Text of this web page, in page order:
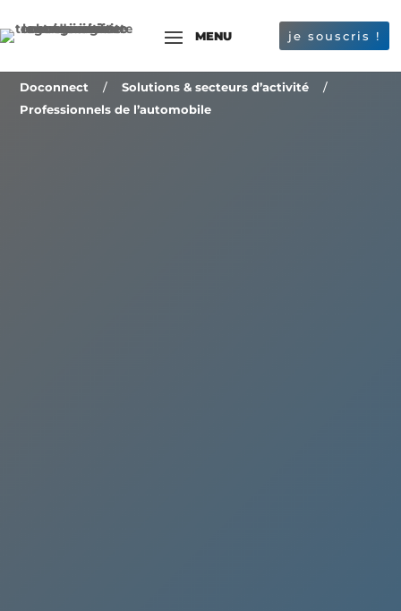
je souscris !
Doconnect /Solutions & secteurs d’activité /
Professionnels de l’automobile